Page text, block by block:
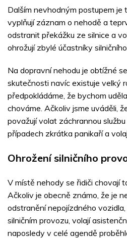
Dalším nevhodným postupem je
vyplňují záznam o nehodě a
odstranit překážku ze silnice a
ohrožují zbylé účastníky
Na dopravní nehodu je obtížné
skutečnosti navíc existuje velký
předpokládáme, že bychom
chováme. Ačkoliv jsme uváděli,
považují volat záchrannou
případech zkrátka panikaří a
Ohrožení silničního
V místě nehody se řidiči chovají
Ačkoliv je obecně známo, že je
odstranění nepojízdného
silničním provozu, volají
naposledy v celé agendě